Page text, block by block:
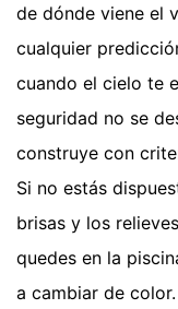
de dónde viene el
cualquier
cuando el cielo te
seguridad no se
construye con
Si no estás
brisas y los
quedes en la
a cambiar de